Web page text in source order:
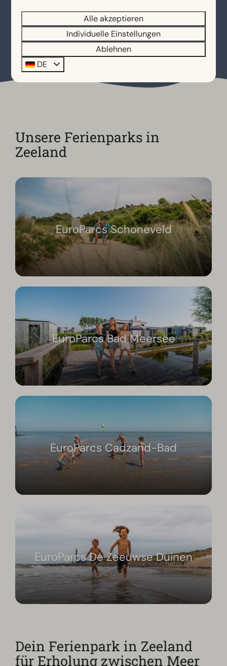
hundefreundlichen Unterkünftenmehr als
willkommen sodass einem rundum gelungenen
Urlaub in Zeeland nichts im Wege steht.
Unsere Ferienparks in
Zeeland
EuroParcs Schoneveld
EuroParcs Bad Meersee
EuroParcs Cadzand-Bad
EuroParcs De Zeeuwse Duinen
Dein Ferienpark in Zeeland
für Erholung zwischen Meer
Alle akzeptieren
Individuelle Einstellungen
Ablehnen
DE